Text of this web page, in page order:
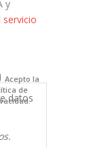
y
comente.
y
servicio
Acepto la
de
datos